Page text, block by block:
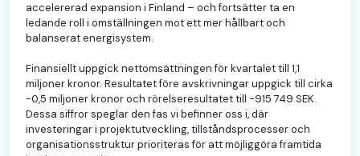
accelererad expansion i Finland – och fortsätter ta en
ledande roll i omställningen mot ett mer hållbart och
balanserat energisystem.
Finansiellt uppgick nettomsättningen för kvartalet till 1,1
miljoner kronor. Resultatet före avskrivningar uppgick till cirka
-0,5 miljoner kronor och rörelseresultatet till -915 749 SEK.
Dessa siffror speglar den fas vi befinner oss i, där
investeringar i projektutveckling, tillståndsprocesser och
organisationsstruktur prioriteras för att möjliggöra framtida